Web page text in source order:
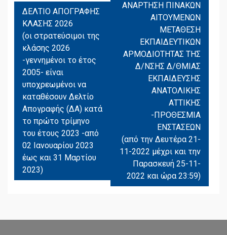
ΠΛΟΉΓΗΣΗ
ΆΡΘΡΩΝ
ΔΕΛΤΙΟ ΑΠΟΓΡΑΦΗΣ
ΚΛΑΣΗΣ 2026
(οι στρατεύσιμοι της
κλάσης 2026
-γεννημένοι το έτος
2005- είναι
υποχρεωμένοι να
καταθέσουν Δελτίο
Απογραφής (ΔΑ) κατά
το πρώτο τρίμηνο
του έτους 2023 -από
02 Ιανουαρίου 2023
έως και 31 Μαρτίου
2023)
ΑΝΑΡΤΗΣΗ ΠΙΝΑΚΩΝ
ΑΙΤΟΥΜΕΝΩΝ
ΜΕΤΑΘΕΣΗ
ΕΚΠΑΙΔΕΥΤΙΚΩΝ
ΑΡΜΟΔΙΟΤΗΤΑΣ ΤΗΣ
Δ/ΝΣΗΣ Δ/ΘΜΙΑΣ
ΕΚΠΑΙΔΕΥΣΗΣ
ΑΝΑΤΟΛΙΚΗΣ
ΑΤΤΙΚΗΣ
-ΠΡΟΘΕΣΜΙΑ
ΕΝΣΤΑΣΕΩΝ
(από την Δευτέρα 21-
11-2022 μέχρι και την
Παρασκευή 25-11-
2022 και ώρα 23:59)